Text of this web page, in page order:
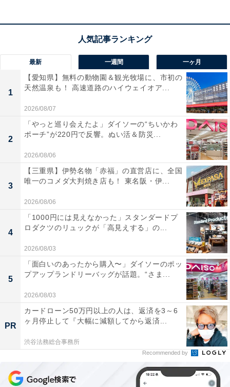
最新 一週間 一ヶ月
1
【愛知県】無料の動物園＆観光牧場に、市初の
天然温泉も！ 高速道路のハイウェイオア...
2026/08/07
2
「やっと巡り会えたよ」ダイソーの“ちいかわ
ポーチ”が220円で反響。ぬい活＆防災...
2026/08/06
3
【三重県】伊勢名物「赤福」の直営店に、全国
唯一のコメダ大判焼き店も！ 東名阪・伊...
2026/08/06
4
「1000円には見えなかった」スタンダードプ
ロダクツのリュックが「高見えする」の...
2026/08/03
5
「面白いのあったから購入〜」ダイソーのポッ
プアップランドリーバッグが話題。“さま...
2026/08/03
PR
カードローン50万円以上の人は、返済を3～6
ヶ月停止して『大幅に減額してから返済...
渋谷法務総合事務所
Recommended by